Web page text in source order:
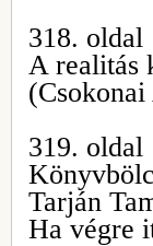
318. oldal
A realitás
319. oldal
Tarján
Ha végre